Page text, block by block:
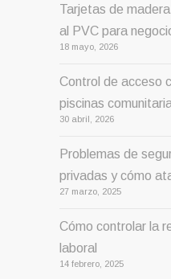
Tarjetas de
al PVC para
18 mayo, 2026
Control de acceso
piscinas
30 abril, 2026
Problemas de
privadas y cómo
27 marzo, 2025
Cómo controlar la
laboral
14 febrero, 2025